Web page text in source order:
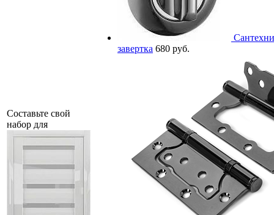
Составьте свой
набор для
завертка 680 руб.